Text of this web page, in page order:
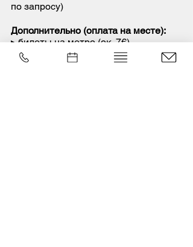
по запросу)
Дополнительно (оплата на месте):
▸ билеты на метро (ок. 7€)
Выезд из Таллинна:
24.04 (мест нет)в